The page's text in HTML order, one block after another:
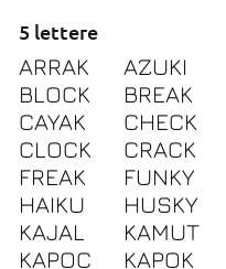
5 lettere
ARRAK AZUKI
BLOCK
BREAK
CAYAK
CHECK
CLOCK
CRACK
FREAK
FUNKY
HAIKU
HUSKY
KAJAL
KAMUT
KAPOC
KAPOK